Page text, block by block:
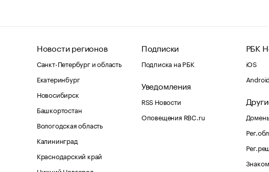
Новости регионов
Санкт-Петербург и область
Екатеринбург
Новосибирск
Башкортостан
Вологодская область
Калининград
Краснодарский край
Подписки
Подписка на РБК
Уведомления
RSS Новости
Оповещения RBC.ru
РБК
iOS